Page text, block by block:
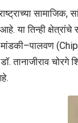
या तिन्ही
मांडकी–पालवण
तानाजीराव चोरगे